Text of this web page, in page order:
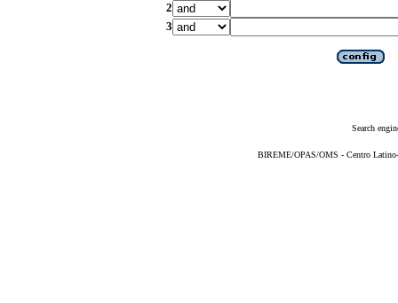
2
3
Search
BIREME/OPAS/OMS - Centro Latino-